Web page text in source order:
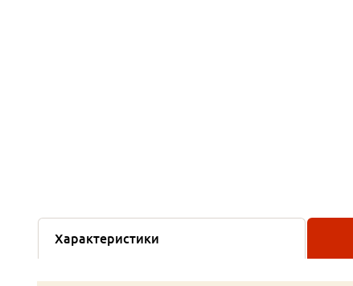
Характеристики